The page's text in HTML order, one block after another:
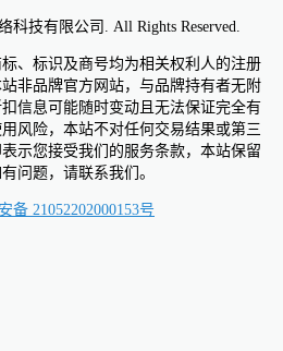
科技有限公司. All Rights Reserved.
、标识及商号均为相关权利人的注册
非品牌官方网站，与品牌持有者无附
信息可能随时变动且无法保证完全有
风险，本站不对任何交易结果或第三
示您接受我们的服务条款，本站保留
问题，请联系我们。
备 21052202000153号